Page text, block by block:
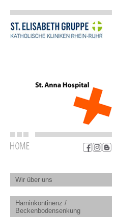
Wir über uns
Harninkontinenz /
Beckenbodensenkung